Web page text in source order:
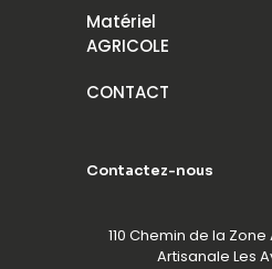
Matériel
AGRICOLE
CONTACT
Contactez-nous
110 Chemin de la
Artisanale Les